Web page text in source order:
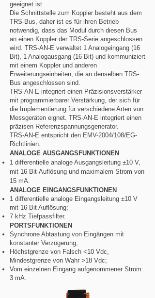
geeignet ist.
Die Schnittstelle zum Koppler besteht aus dem
TRS-Bus, daher ist es für ihren Betrieb
notwendig, dass das Modul durch diesen Bus
an einen Koppler der TRS-Serie angeschlossen
wird. TRS-AN-E verwaltet 1 Analogeingang (16
Bit), 1 Analogausgang (16 Bit) und kommuniziert
mit einem Koppler und anderen
Erweiterungseinheiten, die an denselben TRS-
Bus angeschlossen sind.
TRS-AN-E integriert einen Präzisionsverstärker
mit programmierbarer Verstärkung, der sich für
die Implementierung für verschiedene Arten von
Messgeräten eignet. TRS-AN-E integriert einen
präzisen Referenzspannungsgenerator.
TRS-AN-E entspricht den EMV-2004/108/EG-
Richtlinien.
ANALOGE AUSGANGSFUNKTIONEN
1 differentielle analoge Ausgangsleitung ±10 V,
mit 16 Bit-Auflösung und maximalem Strom von
15 mA.
ANALOGE EINGANGSFUNKTIONEN
1 differentielle analoge Eingangsleitung ±10 V
mit 16 Bit Auflösung;
7 kHz Tiefpassfilter.
PORTSFUNKTIONEN
Synchrone Abtastung von Eingängen mit
konstanter Verzögerung;
Höchstgrenze von Falsch <10 Vdc,
Mindestgrenze von Wahr >18 Vdc;
Vom einzelnen Eingang aufgenommener Strom:
3 mA.